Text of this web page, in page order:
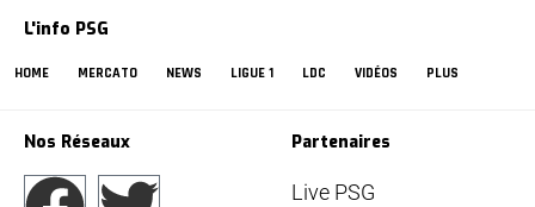
L'info PSG
HOME MERCATO NEWS LIGUE 1 LDC VIDÉOS PLUS
Nos Réseaux Partenaires
Live PSG